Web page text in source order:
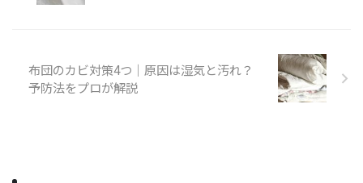
布団のカビ対策4つ｜原因は湿気と汚れ？
予防法をプロが解説